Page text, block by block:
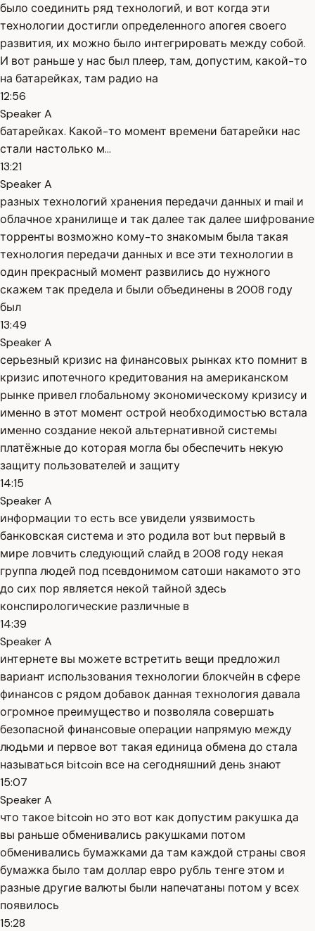
было соединить ряд технологий, и вот когда эти
технологии достигли определенного апогея своего
развития, их можно было интегрировать между собой.
И вот раньше у нас был плеер, там, допустим, какой-то
на батарейках, там радио на
12:56
Speaker A
батарейках. Какой-то момент времени батарейки нас
стали настолько м...
13:21
Speaker A
разных технологий хранения передачи данных и mail и
облачное хранилище и так далее так далее шифрование
торренты возможно кому-то знакомым была такая
технология передачи данных и все эти технологии в
один прекрасный момент развились до нужного
скажем так предела и были объединены в 2008 году
был
13:49
Speaker A
серьезный кризис на финансовых рынках кто помнит в
кризис ипотечного кредитования на американском
рынке привел глобальному экономическому кризису и
именно в этот момент острой необходимостью встала
именно создание некой альтернативной системы
платёжные до которая могла бы обеспечить некую
защиту пользователей и защиту
14:15
Speaker A
информации то есть все увидели уязвимость
банковская система и это родила вот but первый в
мире ловчить следующий слайд в 2008 году некая
группа людей под псевдонимом сатоши накамото это
до сих пор является некой тайной здесь
конспирологические различные в
14:39
Speaker A
интернете вы можете встретить вещи предложил
вариант использования технологии блокчейн в сфере
финансов с рядом добавок данная технология давала
огромное преимущество и позволяла совершать
безопасной финансовые операции напрямую между
людьми и первое вот такая единица обмена до стала
называться bitcoin все на сегодняшний день знают
15:07
Speaker A
что такое bitcoin но это вот как допустим ракушка да
вы раньше обменивались ракушками потом
обменивались бумажками да там каждой страны своя
бумажка было там доллар евро рубль тенге этом и
разные другие валюты были напечатаны потом у всех
появилось
15:28